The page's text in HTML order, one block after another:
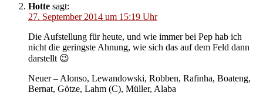
Hotte sagt:
27. September 2014 um 15:19 Uhr
Die Aufstellung für heute, und wie immer bei Pep hab ich
nicht die geringste Ahnung, wie sich das auf dem Feld dann
darstellt 😉
Neuer – Alonso, Lewandowski, Robben, Rafinha, Boateng,
Bernat, Götze, Lahm (C), Müller, Alaba